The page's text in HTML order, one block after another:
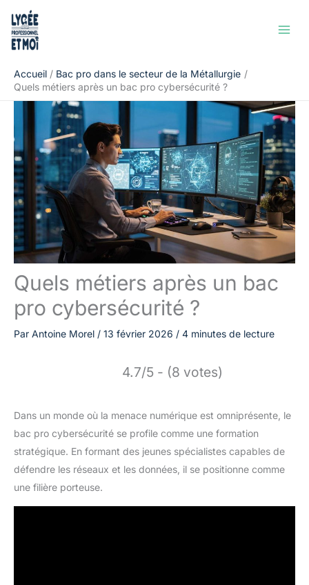
contenu
Accueil
Bac pro dans le secteur de la Métallurgie
Quels métiers après un bac pro cybersécurité ?
Quels métiers après un bac
pro cybersécurité ?
Par Antoine Morel / 13 février 2026 / 4 minutes de lecture
4.7/5 - (8 votes)
Dans un monde où la menace numérique est omniprésente, le
bac pro cybersécurité se profile comme une formation
stratégique. En formant des jeunes spécialistes capables de
défendre les réseaux et les données, il se positionne comme
une filière porteuse.
Rechercher